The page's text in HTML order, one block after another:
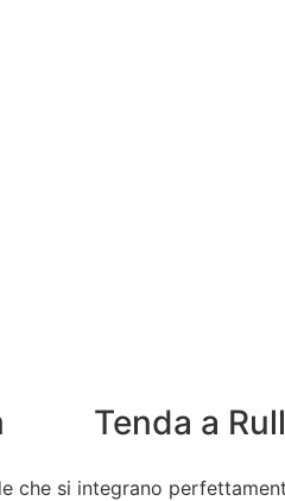
Tenda a
che si integrano